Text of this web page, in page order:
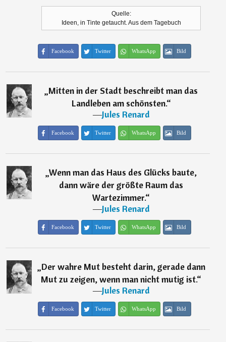
Quelle:
Ideen, in Tinte getaucht. Aus dem Tagebuch
Facebook Twitter WhatsApp Bild
„Mitten in der Stadt beschreibt man das
Landleben am schönsten.“
―Jules Renard
Facebook Twitter WhatsApp Bild
„Wenn man das Haus des Glücks baute,
dann wäre der größte Raum das
Wartezimmer.“
―Jules Renard
Facebook Twitter WhatsApp Bild
„Der wahre Mut besteht darin, gerade dann
Mut zu zeigen, wenn man nicht mutig ist.“
―Jules Renard
Facebook Twitter WhatsApp Bild